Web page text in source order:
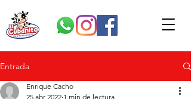
Entrada
Enrique Cacho
25 abr 2022 1 min de lectura